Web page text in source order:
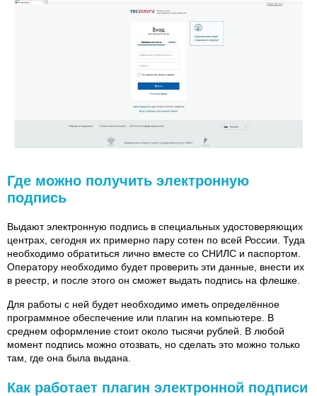
Где можно получить электронную
подпись
Выдают электронную подпись в специальных удостоверяющих
центрах, сегодня их примерно пару сотен по всей России. Туда
необходимо обратиться лично вместе со СНИЛС и паспортом.
Оператору необходимо будет проверить эти данные, внести их
в реестр, и после этого он сможет выдать подпись на флешке.
Для работы с ней будет необходимо иметь определённое
программное обеспечение или плагин на компьютере. В
среднем оформление стоит около тысячи рублей. В любой
момент подпись можно отозвать, но сделать это можно только
там, где она была выдана.
Как работает плагин электронной подписи